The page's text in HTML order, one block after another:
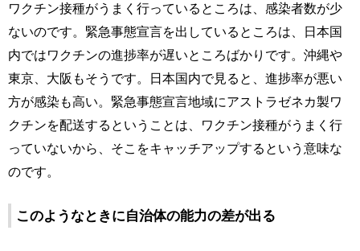
ワクチン接種がうまく行っているところは、感染者数が少
ないのです。緊急事態宣言を出しているところは、日本国
内ではワクチンの進捗率が遅いところばかりです。沖縄や
東京、大阪もそうです。日本国内で見ると、進捗率が悪い
方が感染も高い。緊急事態宣言地域にアストラゼネカ製ワ
クチンを配送するということは、ワクチン接種がうまく行
っていないから、そこをキャッチアップするという意味な
のです。
このようなときに自治体の能力の差が出る